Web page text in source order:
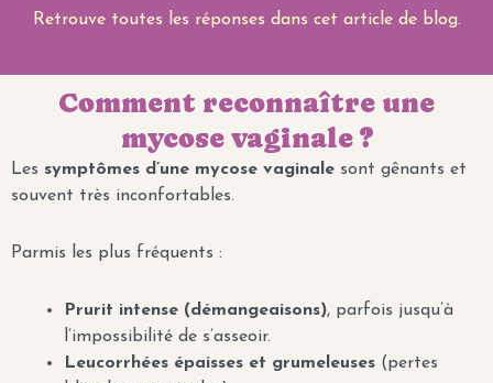
Retrouve toutes les réponses dans cet article de blog.
Comment reconnaître une
mycose vaginale ?
Les symptômes d’une mycose vaginale sont gênants et
souvent très inconfortables.
Parmis les plus fréquents :
Prurit intense (démangeaisons), parfois jusqu’à
l’impossibilité de s’asseoir.
Leucorrhées épaisses et grumeleuses (pertes